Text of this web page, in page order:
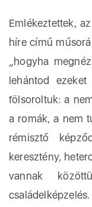
Emlékeztettek,
híre című
„hogyha
lehántod
fölsoroltuk: a
a romák, a nem
rémisztő
keresztény,
vannak